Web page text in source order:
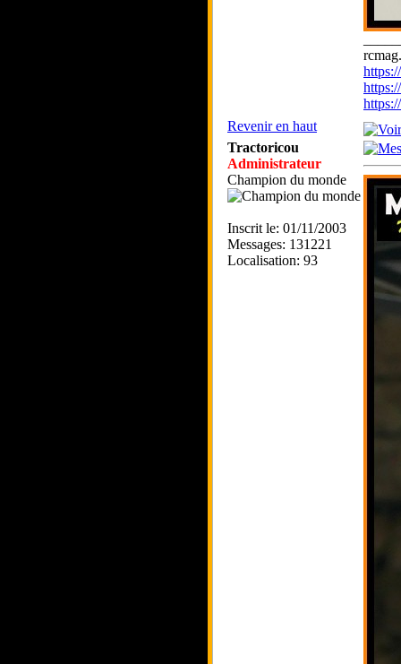
Revenir en haut
Tractoricou
Administrateur
Champion du monde
Inscrit le: 01/11/2003
Messages: 131221
Localisation: 93